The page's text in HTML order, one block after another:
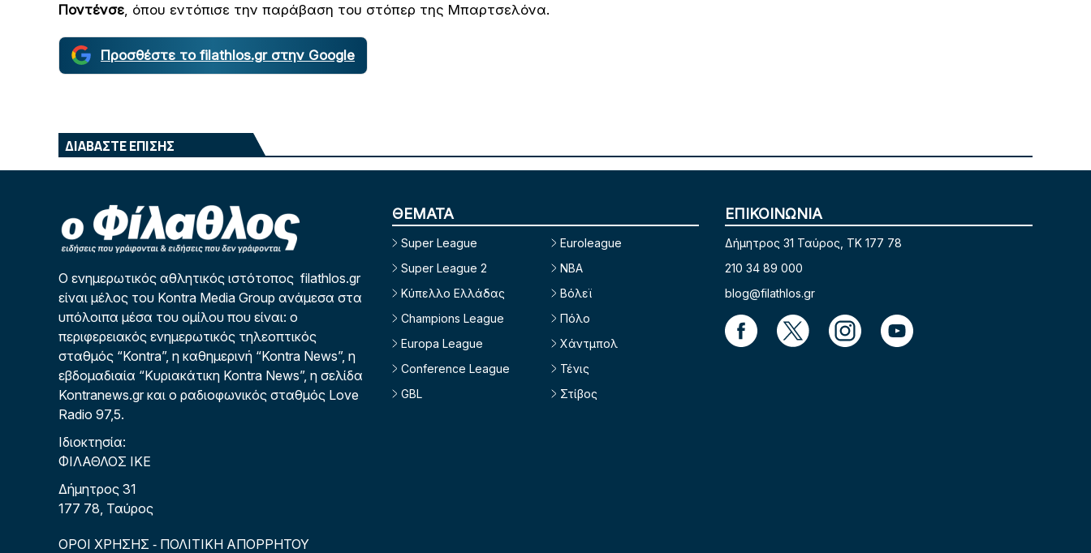
Ποντένσε , όπου εντόπισε την παράβαση του στόπερ της Μπαρτσελόνα.
Προσθέστε το filathlos.gr στην Google
ΔΙΑΒΑΣΤΕ ΕΠΙΣΗΣ
Ο ενημερωτικός αθλητικός ιστότοπος filathlos.gr
είναι μέλος του Kontra Media Group ανάμεσα στα
υπόλοιπα μέσα του ομίλου που είναι: ο
περιφερειακός ενημερωτικός τηλεοπτικός
σταθμός “Kontra”, η καθημερινή “Kontra News”, η
εβδομαδιαία “Κυριακάτικη Kontra News”, η σελίδα
Kontranews.gr και ο ραδιοφωνικός σταθμός Love
Radio 97,5.
Ιδιοκτησία:
ΦΙΛΑΘΛΟΣ ΙΚΕ
Δήμητρος 31
177 78, Ταύρος
ΟΡΟΙ ΧΡΗΣΗΣ - ΠΟΛΙΤΙΚΗ ΑΠΟΡΡΗΤΟΥ
ΘΕΜΑΤΑ
Super League
Super League 2
Κύπελλο Ελλάδας
Champions League
Europa League
Conference League
GBL
Euroleague
NBA
Βόλεϊ
Πόλο
Χάντμπολ
Τένις
Στίβος
ΕΠΙΚΟΙΝΩΝΙΑ
Δήμητρος 31 Ταύρος, TK 177 78
210 34 89 000
blog@filathlos.gr